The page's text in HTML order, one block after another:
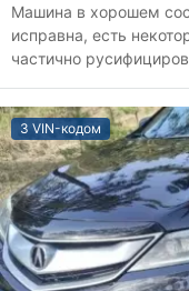
Машина в хорошем
исправна, есть
частично
З VIN-кодом